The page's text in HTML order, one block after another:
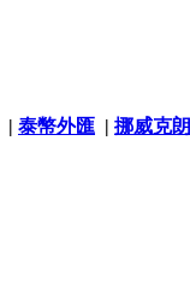
| 泰幣外匯 | 挪威克朗